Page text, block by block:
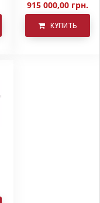
915 000,00 грн.
КУПИТЬ